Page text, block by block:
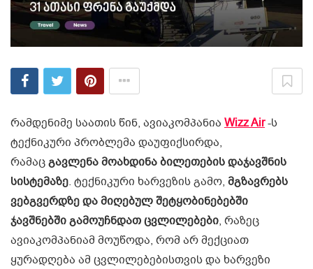
რამდენიმე საათის წინ, ავიაკომპანია Wizz Air-ს
ტექნიკური პრობლემა დაუფიქსირდა,
რამაცგავლენა მოახდინა ბილეთების დაჯავშნის
სისტემაზე. ტექნიკური ხარვეზის გამო, მგზავრებს
ვებგვერდზე და მიღებულ შეტყობინებებში
ჯავშნებში გამოუჩნდათ ცვლილებები, რაზეც
ავიაკომპანიამ მოუწოდა, რომ არ მექციათ
ყურადღება ამ ცვლილებებისთვის და ხარვეზი